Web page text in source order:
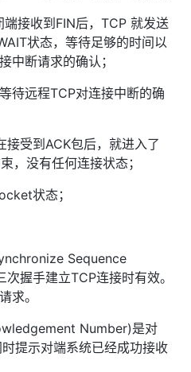
端接收到FIN后，TCP 就发送
状态，等待足够的时间以
中断请求的确认；
待远程TCP对连接中断的确
接受到ACK包后，就进入了
，没有任何连接状态；
状态；
Sequence
握手建立TCP连接时有效。
求。
Number)是对
提示对端系统已经成功接收